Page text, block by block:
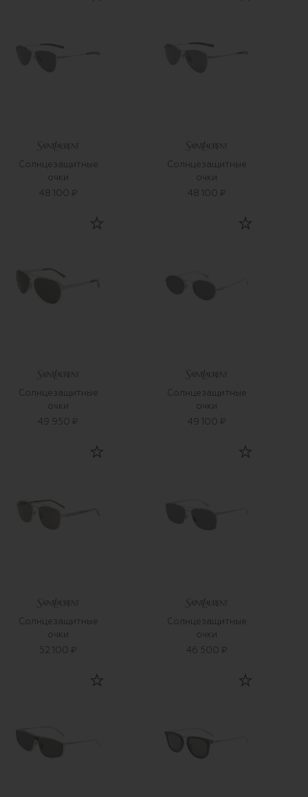
Солнцезащитные
очки
48 100 ₽
Солнцезащитные
очки
48 100 ₽
Солнцезащитные
очки
49 950 ₽
Солнцезащитные
очки
49 100 ₽
Солнцезащитные
очки
52 100 ₽
Солнцезащитные
очки
46 500 ₽